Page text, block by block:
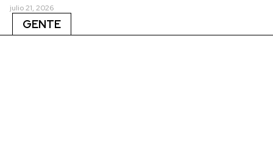
julio 21, 2026
GENTE